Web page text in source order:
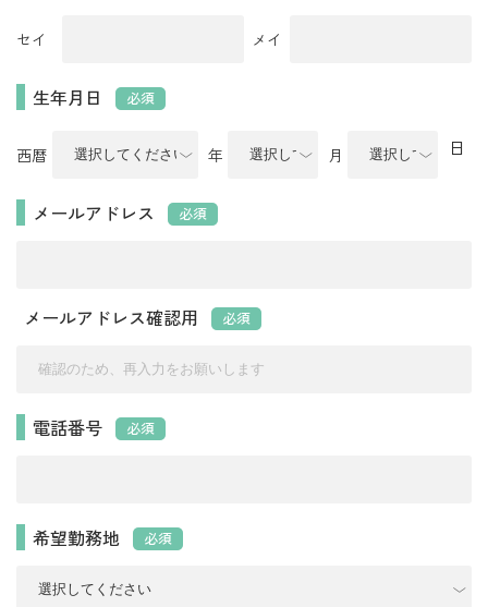
セイ メイ
生年月日 必須
西暦 年 月 日
メールアドレス 必須
メールアドレス確認用 必須
電話番号 必須
希望勤務地 必須
CONTACT